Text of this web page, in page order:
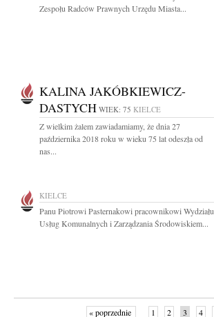
Zespołu Radców Prawnych Urzędu Miasta...
KALINA JAKÓBKIEWICZ-
DASTYCH WIEK: 75 KIELCE
Z wielkim żalem zawiadamiamy, że dnia 27
października 2018 roku w wieku 75 lat odeszła od
nas...
KIELCE
Panu Piotrowi Pasternakowi pracownikowi Wydziału
Usług Komunalnych i Zarządzania Środowiskiem...
« poprzednie 1 2 3 4